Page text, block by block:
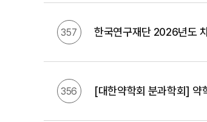
357 한국연구재단 2026년도
356 [대한약학회 분과학회] 약